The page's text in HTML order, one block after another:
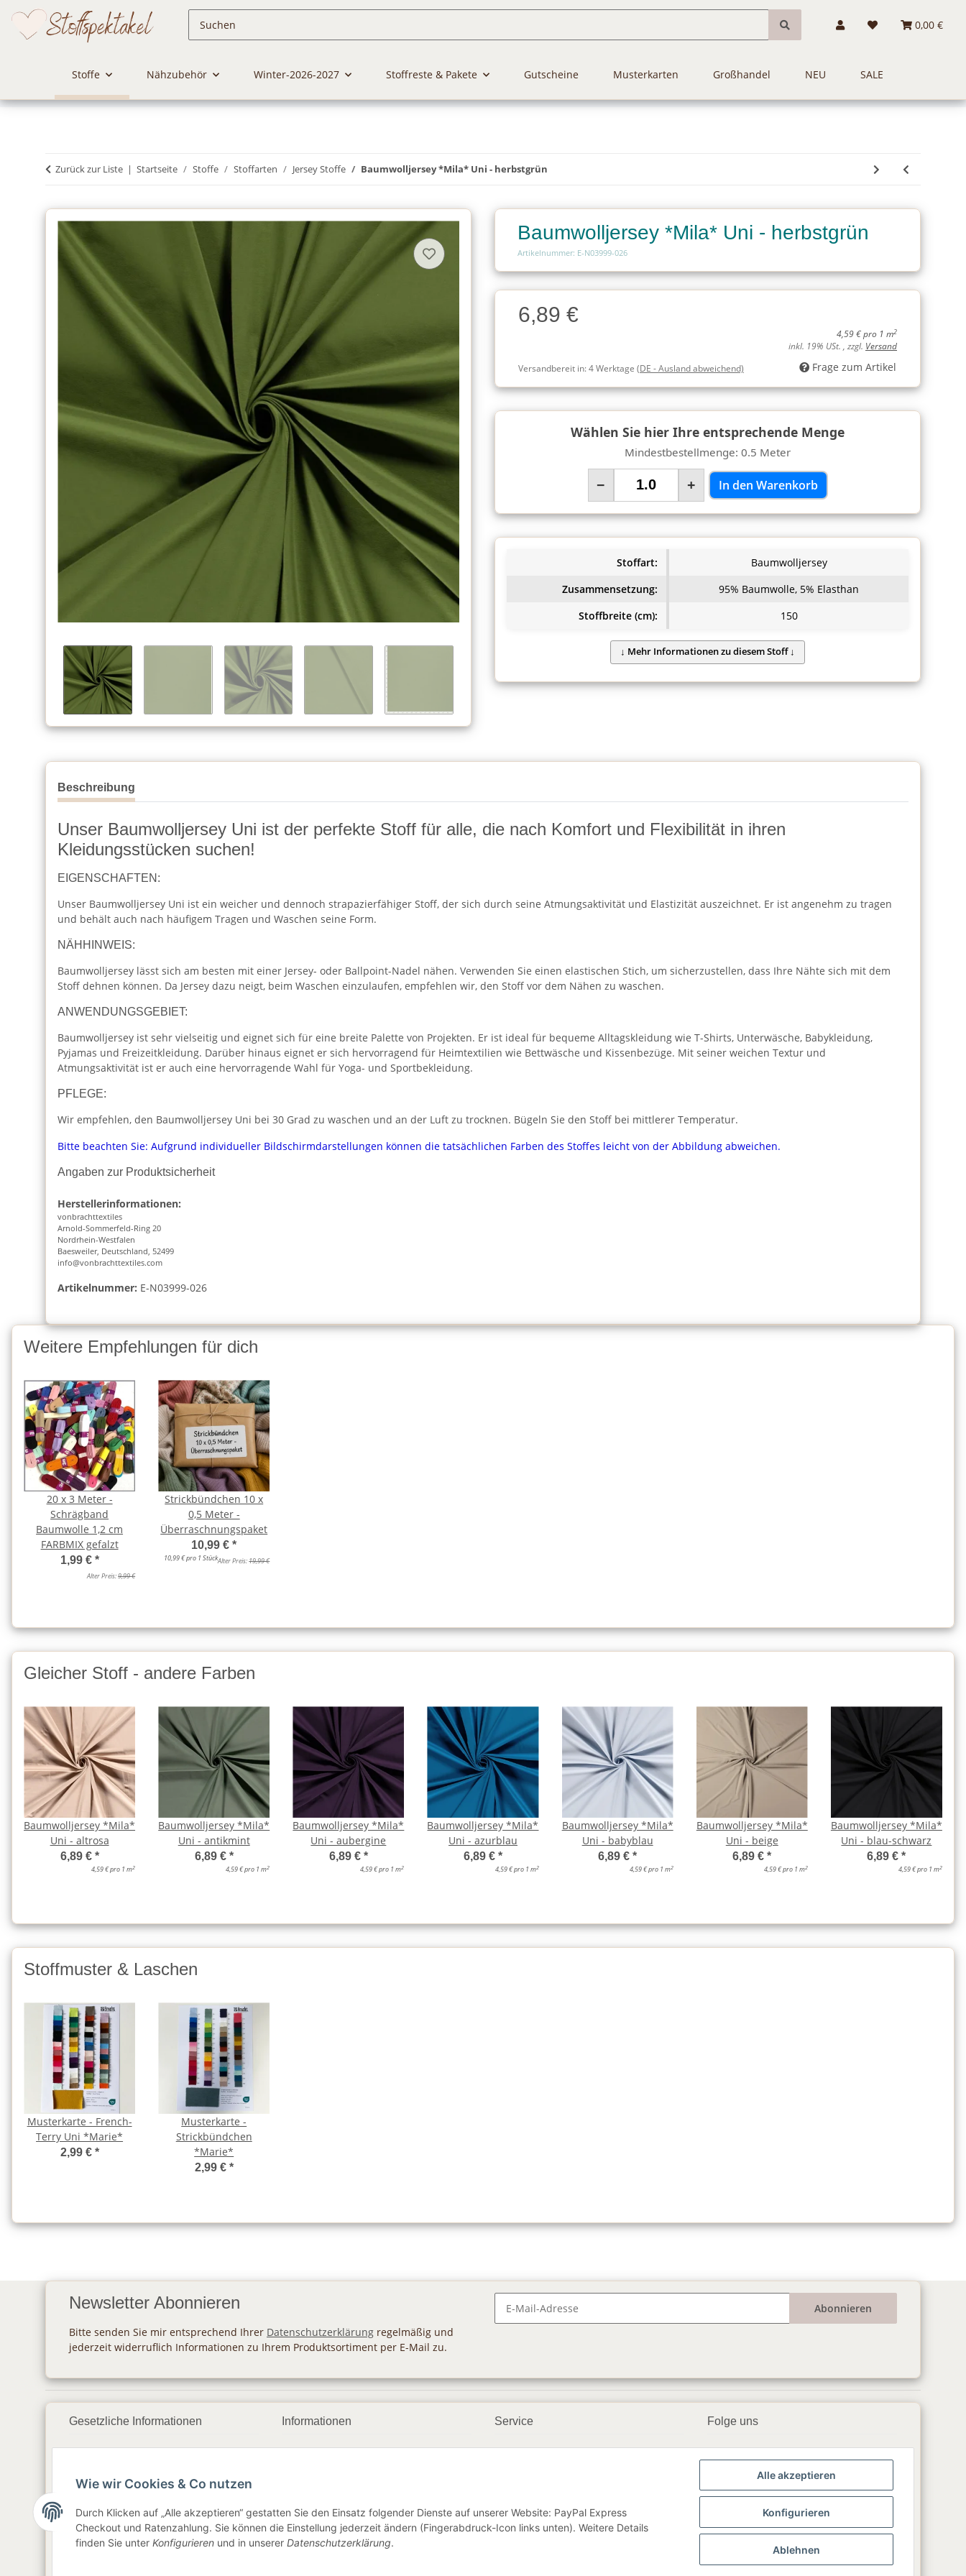
0,00 €
Stoffe Nähzubehör Winter-2026-2027 Stoffreste & Pakete Gutscheine Musterkarten Großhandel NEU SALE
Zurück zur Liste Startseite Stoffe Stoffarten Jersey Stoffe Baumwolljersey *Mila* Uni - herbstgrün
Baumwolljersey *Mila* Uni - herbstgrün
Artikelnummer: E-N03999-026
Charge
Charge6,89 €
4,59 € pro 1 m2
inkl. 19% USt. , zzgl. Versand
Versandbereit in:4 Werktage (DE - Ausland abweichend) Frage zum Artikel
Wählen Sie hier Ihre entsprechende Menge
Mindestbestellmenge: 0.5 Meter
− + In den Warenkorb
Stoffart:
Baumwolljersey
Zusammensetzung:
95% Baumwolle, 5% Elasthan
Stoffbreite (cm):
150
Beschreibung
Unser Baumwolljersey Uni ist der perfekte Stoff für alle, die nach Komfort und Flexibilität in ihren
Kleidungsstücken suchen!
EIGENSCHAFTEN:
Unser Baumwolljersey Uni ist ein weicher und dennoch strapazierfähiger Stoff, der sich durch seine Atmungsaktivität und Elastizität auszeichnet. Er ist angenehm zu tragen
und behält auch nach häufigem Tragen und Waschen seine Form.
NÄHHINWEIS:
Baumwolljersey lässt sich am besten mit einer Jersey- oder Ballpoint-Nadel nähen. Verwenden Sie einen elastischen Stich, um sicherzustellen, dass Ihre Nähte sich mit dem
Stoff dehnen können. Da Jersey dazu neigt, beim Waschen einzulaufen, empfehlen wir, den Stoff vor dem Nähen zu waschen.
ANWENDUNGSGEBIET:
Baumwolljersey ist sehr vielseitig und eignet sich für eine breite Palette von Projekten. Er ist ideal für bequeme Alltagskleidung wie T-Shirts, Unterwäsche, Babykleidung,
Pyjamas und Freizeitkleidung. Darüber hinaus eignet er sich hervorragend für Heimtextilien wie Bettwäsche und Kissenbezüge. Mit seiner weichen Textur und
Atmungsaktivität ist er auch eine hervorragende Wahl für Yoga- und Sportbekleidung.
PFLEGE:
Wir empfehlen, den Baumwolljersey Uni bei 30 Grad zu waschen und an der Luft zu trocknen. Bügeln Sie den Stoff bei mittlerer Temperatur.
Bitte beachten Sie: Aufgrund individueller Bildschirmdarstellungen können die tatsächlichen Farben des Stoffes leicht von der Abbildung abweichen.
Angaben zur Produktsicherheit
Herstellerinformationen:
vonbrachttextiles
Arnold-Sommerfeld-Ring 20
Nordrhein-Westfalen
Baesweiler, Deutschland, 52499
info@vonbrachttextiles.com
Artikelnummer: E-N03999-026
Weitere Empfehlungen für dich
20 x 3 Meter -
Schrägband
Baumwolle 1,2 cm
FARBMIX gefalzt
1,99 € *
Alter Preis:9,99 €
Strickbündchen 10 x
0,5 Meter -
Überraschnungspaket
10,99 €*
10,99 € pro 1 StückAlter Preis:19,99 €
Gleicher Stoff - andere Farben
Baumwolljersey *Mila*
Uni - altrosa
6,89 € *
4,59 € pro 1 m2
Baumwolljersey *Mila*
Uni - antikmint
6,89 € *
4,59 € pro 1 m2
Baumwolljersey *Mila*
Uni - aubergine
6,89 € *
4,59 € pro 1 m2
Baumwolljersey *Mila*
Uni - azurblau
6,89 € *
4,59 € pro 1 m2
Baumwolljersey *Mila*
Uni - babyblau
6,89 €*
4,59 € pro 1 m2
Baumwolljersey *Mila*
Uni - beige
6,89 €*
4,59 € pro 1 m2
Baumwolljersey *Mila*
Uni - blau-schwarz
6,89 €*
4,59 € pro 1 m2
Stoffmuster & Laschen
Musterkarte - French-
Terry Uni *Marie*
2,99 € *
Musterkarte -
Strickbündchen
*Marie*
2,99 € *
Newsletter Abonnieren
Bitte senden Sie mir entsprechend Ihrer Datenschutzerklärung regelmäßig und
jederzeit widerruflich Informationen zu Ihrem Produktsortiment per E-Mail zu.
Abonnieren
Gesetzliche Informationen
AGB
Sitemap
Impressum
Informationen
Newsletter
Service Folge uns
▶️ YouTube
📸 Instagram
💬 WhatsApp
Wie wir Cookies & Co nutzen
Durch Klicken auf „Alle akzeptieren“ gestatten Sie den Einsatz folgender Dienste auf unserer Website: PayPal Express
Checkout und Ratenzahlung. Sie können die Einstellung jederzeit ändern (Fingerabdruck-Icon links unten). Weitere Details
finden Sie unter Konfigurieren und in unserer Datenschutzerklärung.
Alle akzeptieren
Konfigurieren
Ablehnen